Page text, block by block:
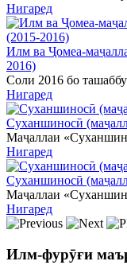
Нигаред
Илм ва Ҷомеа-
2016)
Соли 2016 бо
Нигаред
Суханшиносӣ
Маҷаллаи
Нигаред
Суханшиносӣ
Маҷаллаи
Нигаред
Илм-фурӯғи